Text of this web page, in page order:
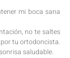
mi boca sana
no‌ te ⁢saltes
tu ortodoncista.
saludable.